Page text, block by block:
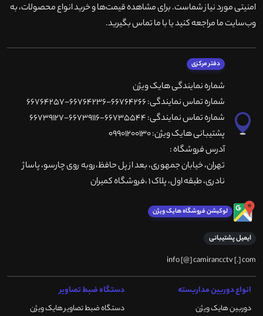
امنیتی مورد نیاز شماست. برای مشاهده قیمت‌ها و خرید انواع محصولات، به
وب‌سایت ما مراجعه کنید یا با ما تماس بگیرید.
دفتر مرکزی
شماره نمایندگی هایک ویژن
شماره تماس نمایندگی: 66764266-66764236-66764257
شماره تماس نمایندگی: 66735544-66739116-66739127
پشتیبانی هایک ویژن: 09901200130
آدرس فروشگاه :
تهران، خيابان جمهوری، بعد از پل حافظ،روبه روی چارسو، پاساژ
نادری، طبقه اول، پلاک 1 ،فروشگاه کمیران
لوکیشن فروشگاه هایک ویژن
ایمیل پشتیبانی
info [@] camirancctv [.] com
انواع دوربین مداربسته
دوربین هایک ویژن
دستگاه ضبط تصاویر
دستگاه ضبط تصاویر هایک ویژن